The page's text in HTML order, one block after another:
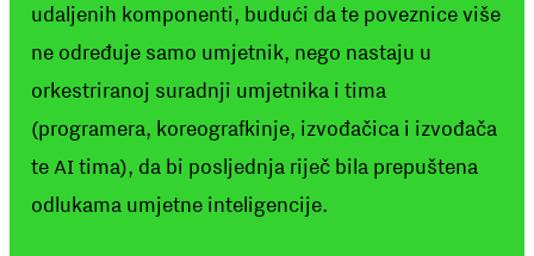
udaljenih komponenti, budući da te poveznice više
ne određuje samo umjetnik, nego nastaju u
orkestriranoj suradnji umjetnika i tima
(programera, koreografkinje, izvođačica i izvođača
te AI tima), da bi posljednja riječ bila prepuštena
odlukama umjetne inteligencije.